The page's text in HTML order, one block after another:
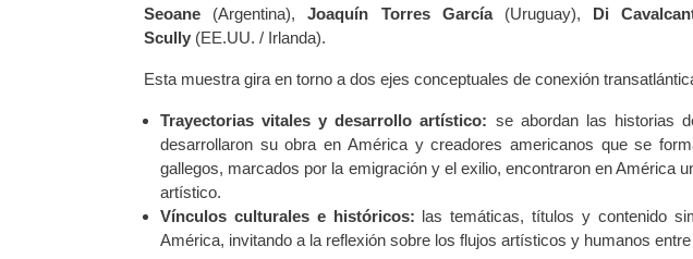
Seoane (Argentina),Joaquín Torres García(Uruguay), Di
Scully (EE.UU. / Irlanda).
Esta muestra gira en torno a dos ejes conceptuales de conexión
Trayectorias vitales y desarrollo artístico: se abordan las historias
desarrollaron su obra en América y creadores americanos que se
gallegos, marcados por la emigración y el exilio, encontraron en América
artístico.
Vínculos culturales e históricos: las temáticas, títulos y contenido
América, invitando a la reflexión sobre los flujos artísticos y humanos